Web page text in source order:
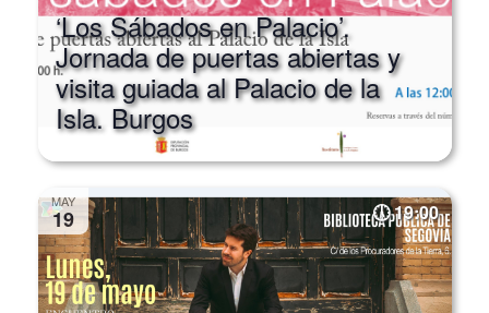
Jornada de puertas abiertas y
visita guiada al Palacio de la
Isla. Burgos
MAY